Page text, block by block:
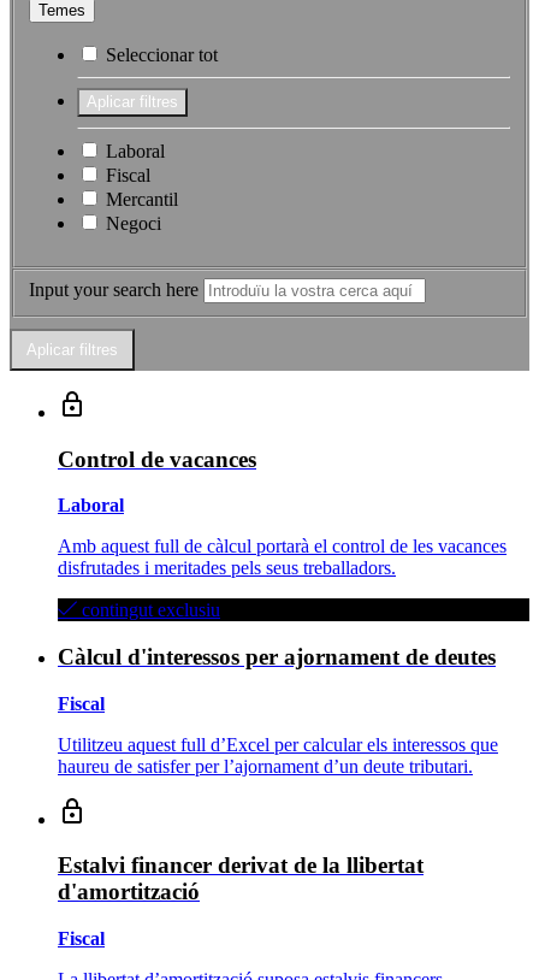
Temes
Seleccionar tot
Laboral
Fiscal
Mercantil
Negoci
Input your search here
Control de vacances
Laboral
Amb aquest full de càlcul portarà el control de les vacances
disfrutades i meritades pels seus treballadors.
contingut exclusiu
Càlcul d'interessos per ajornament de deutes
Fiscal
Utilitzeu aquest full d’Excel per calcular els interessos que
haureu de satisfer per l’ajornament d’un deute tributari.
Estalvi financer derivat de la llibertat
d'amortització
Fiscal